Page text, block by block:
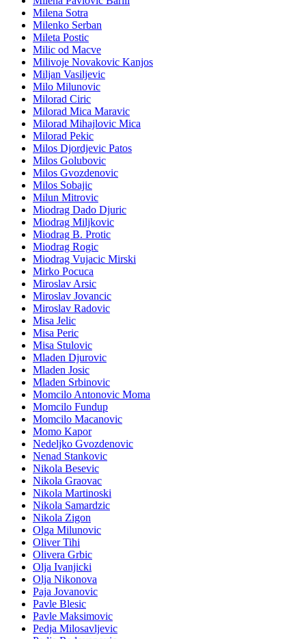
Milena Sotra
Milenko Serban
Mileta Postic
Milic od Macve
Milivoje Novakovic Kanjos
Miljan Vasiljevic
Milo Milunovic
Milorad Ciric
Milorad Mica Maravic
Milorad Mihajlovic Mica
Milorad Pekic
Milos Djordjevic Patos
Milos Golubovic
Milos Gvozdenovic
Milos Sobajic
Milun Mitrovic
Miodrag Dado Djuric
Miodrag Miljkovic
Miodrag B. Protic
Miodrag Rogic
Miodrag Vujacic Mirski
Mirko Pocuca
Miroslav Arsic
Miroslav Jovancic
Miroslav Radovic
Misa Jelic
Misa Peric
Misa Stulovic
Mladen Djurovic
Mladen Josic
Mladen Srbinovic
Momcilo Antonovic Moma
Momcilo Fundup
Momcilo Macanovic
Momo Kapor
Nedeljko Gvozdenovic
Nenad Stankovic
Nikola Besevic
Nikola Graovac
Nikola Martinoski
Nikola Samardzic
Nikola Zigon
Olga Milunovic
Oliver Tihi
Olivera Grbic
Olja Ivanjicki
Olja Nikonova
Paja Jovanovic
Pavle Blesic
Pavle Maksimovic
Pedja Milosavljevic